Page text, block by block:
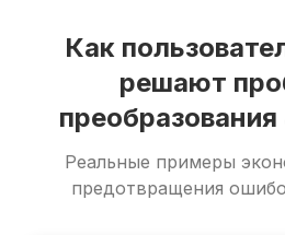
Как
решают
преобразования
Реальные примеры
предотвращения